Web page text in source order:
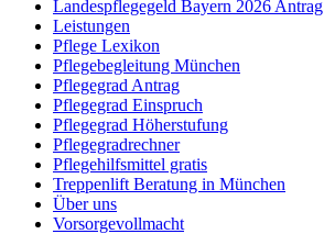
Landespflegegeld Bayern 2026 Antrag
Leistungen
Pflege Lexikon
Pflegebegleitung München
Pflegegrad Antrag
Pflegegrad Einspruch
Pflegegrad Höherstufung
Pflegegradrechner
Pflegehilfsmittel gratis
Treppenlift Beratung in München
Über uns
Vorsorgevollmacht